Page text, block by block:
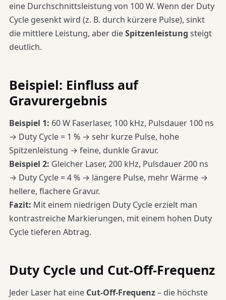
eine Durchschnittsleistung von 100 W. Wenn der Duty
Cycle gesenkt wird (z. B. durch kürzere Pulse), sinkt
die mittlere Leistung, aber dieSpitzenleistung steigt
deutlich.
Beispiel: Einfluss auf
Gravurergebnis
Beispiel 1: 60 W Faserlaser, 100 kHz, Pulsdauer 100 ns
→ Duty Cycle = 1 % → sehr kurze Pulse, hohe
Spitzenleistung → feine, dunkle Gravur.
Beispiel 2: Gleicher Laser, 200 kHz, Pulsdauer 200 ns
→ Duty Cycle = 4 % → längere Pulse, mehr Wärme →
hellere, flachere Gravur.
Fazit: Mit einem niedrigen Duty Cycle erzielt man
kontrastreiche Markierungen, mit einem hohen Duty
Cycle tieferen Abtrag.
Duty Cycle und Cut-Off-Frequenz
Jeder Laser hat eine Cut-Off-Frequenz– die höchste